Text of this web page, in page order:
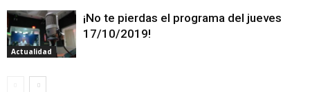
Actualidad
¡No te pierdas el programa del jueves
17/10/2019!